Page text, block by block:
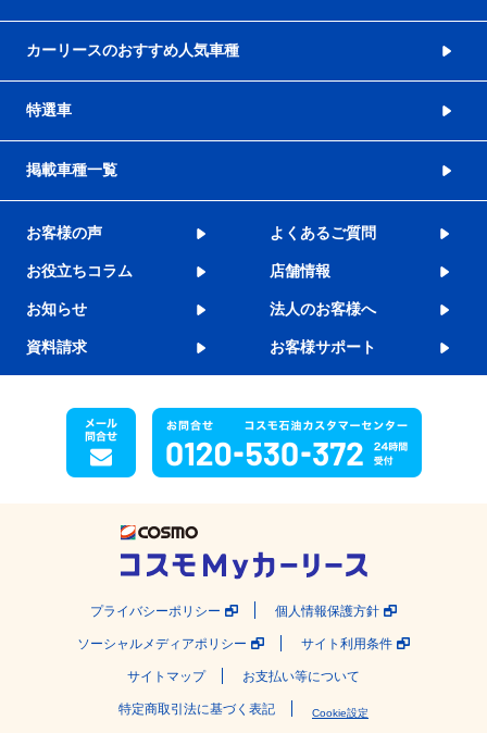
カーリースのおすすめ人気車種
特選車
掲載車種一覧
お客様の声 よくあるご質問
お役立ちコラム 店舗情報
お知らせ 法人のお客様へ
資料請求 お客様サポート
プライバシーポリシー 個人情報保護方針
ソーシャルメディアポリシー サイト利用条件
サイトマップ お支払い等について
特定商取引法に基づく表記 Cookie設定